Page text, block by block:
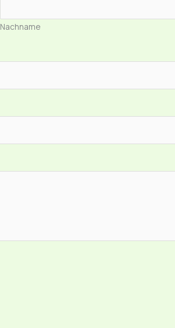
Nachname